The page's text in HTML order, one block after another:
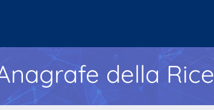
della